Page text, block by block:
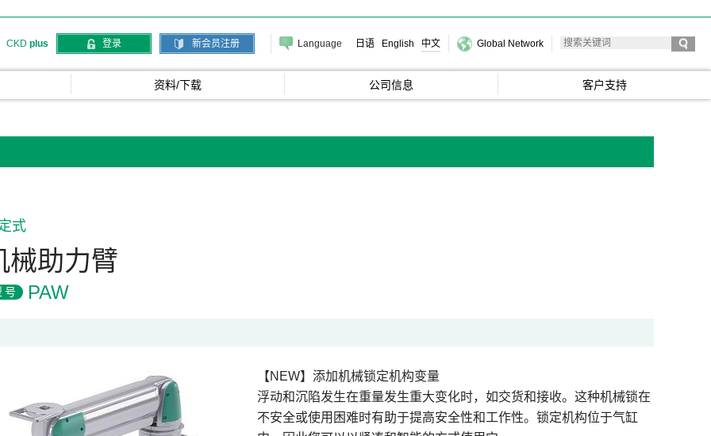
CKD plus 登录 新会员注册 Language 日语 English 中文 Global Network
资料/下载 公司信息 客户支持
式
械助力臂
号 PAW
【NEW】添加机械锁定机构变量
浮动和沉陷发生在重量发生重大变化时，如交货和接收。这种机械锁在
不安全或使用困难时有助于提高安全性和工作性。锁定机构位于气缸